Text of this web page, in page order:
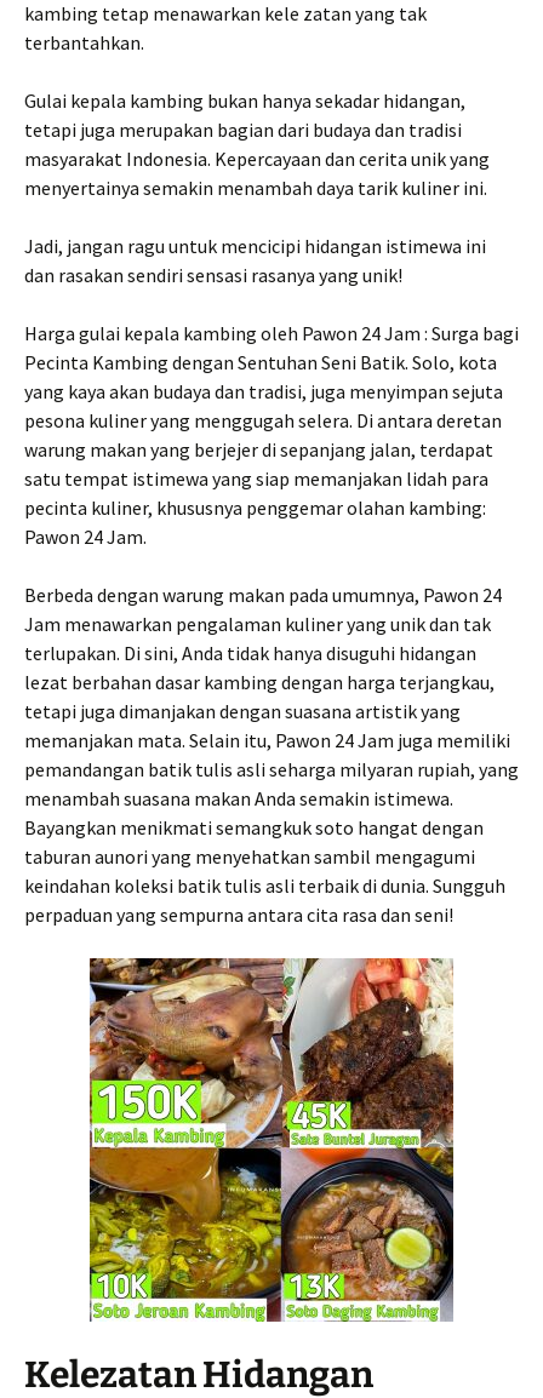
kambing tetap menawarkan kele zatan yang tak
terbantahkan.
Gulai kepala kambing bukan hanya sekadar hidangan,
tetapi juga merupakan bagian dari budaya dan tradisi
masyarakat Indonesia. Kepercayaan dan cerita unik yang
menyertainya semakin menambah daya tarik kuliner ini.
Jadi, jangan ragu untuk mencicipi hidangan istimewa ini
dan rasakan sendiri sensasi rasanya yang unik!
Harga gulai kepala kambing oleh Pawon 24 Jam : Surga bagi
Pecinta Kambing dengan Sentuhan Seni Batik. Solo, kota
yang kaya akan budaya dan tradisi, juga menyimpan sejuta
pesona kuliner yang menggugah selera. Di antara deretan
warung makan yang berjejer di sepanjang jalan, terdapat
satu tempat istimewa yang siap memanjakan lidah para
pecinta kuliner, khususnya penggemar olahan kambing:
Pawon 24 Jam.
Berbeda dengan warung makan pada umumnya, Pawon 24
Jam menawarkan pengalaman kuliner yang unik dan tak
terlupakan. Di sini, Anda tidak hanya disuguhi hidangan
lezat berbahan dasar kambing dengan harga terjangkau,
tetapi juga dimanjakan dengan suasana artistik yang
memanjakan mata. Selain itu, Pawon 24 Jam juga memiliki
pemandangan batik tulis asli seharga milyaran rupiah, yang
menambah suasana makan Anda semakin istimewa.
Bayangkan menikmati semangkuk soto hangat dengan
taburan aunori yang menyehatkan sambil mengagumi
keindahan koleksi batik tulis asli terbaik di dunia. Sungguh
perpaduan yang sempurna antara cita rasa dan seni!
Kelezatan Hidangan